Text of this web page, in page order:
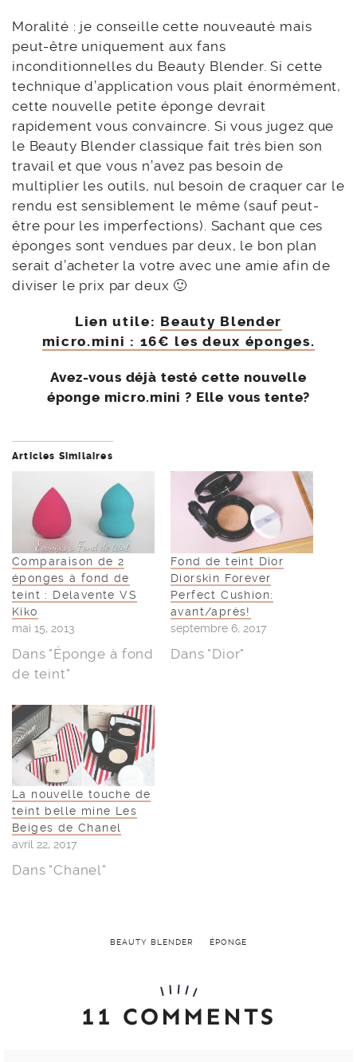
Moralité : je conseille cette nouveauté mais
peut-être uniquement aux fans
inconditionnelles du Beauty Blender. Si cette
technique d’application vous plait énormément,
cette nouvelle petite éponge devrait
rapidement vous convaincre. Si vous jugez que
le Beauty Blender classique fait très bien son
travail et que vous n’avez pas besoin de
multiplier les outils, nul besoin de craquer car le
rendu est sensiblement le même (sauf peut-
être pour les imperfections). Sachant que ces
éponges sont vendues par deux, le bon plan
serait d’acheter la votre avec une amie afin de
diviser le prix par deux 🙂
Lien utile: Beauty Blender
micro.mini : 16€ les deux éponges.
Avez-vous déjà testé cette nouvelle
éponge micro.mini ? Elle vous tente?
Articles Similaires
Comparaison de 2
éponges à fond de
teint : Delavente VS
Kiko
mai 15, 2013
Dans "Éponge à fond
de teint"
Fond de teint Dior
Diorskin Forever
Perfect Cushion:
avant/après!
septembre 6, 2017
Dans "Dior"
La nouvelle touche de
teint belle mine Les
Beiges de Chanel
avril 22, 2017
Dans "Chanel"
BEAUTY BLENDER ÉPONGE
11 COMMENTS